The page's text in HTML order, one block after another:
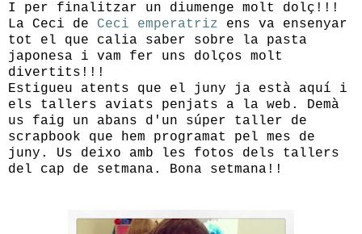
I per finalitzar un diumenge molt dolç!!!
La Ceci de Ceci emperatriz ens va ensenyar
tot el que calia saber sobre la pasta
japonesa i vam fer uns dolços molt
divertits!!!
Estigueu atents que el juny ja està aquí i
els tallers aviats penjats a la web. Demà
us faig un abans d'un súper taller de
scrapbook que hem programat pel mes de
juny. Us deixo amb les fotos dels tallers
del cap de setmana. Bona setmana!!